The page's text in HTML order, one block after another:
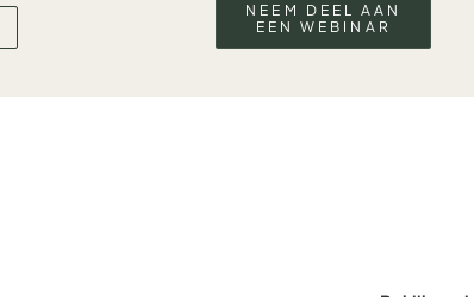
NEEM DEEL AAN
EEN WEBINAR